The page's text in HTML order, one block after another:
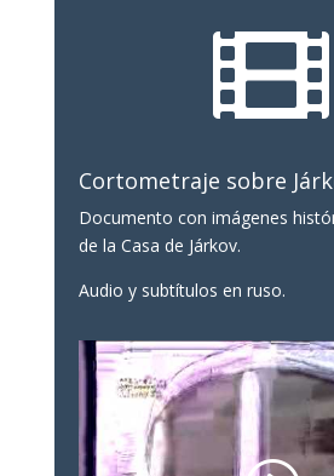

Cortometraje sobre
Documento con imágenes
de la Casa de Járkov.
Audio y subtítulos en ruso.